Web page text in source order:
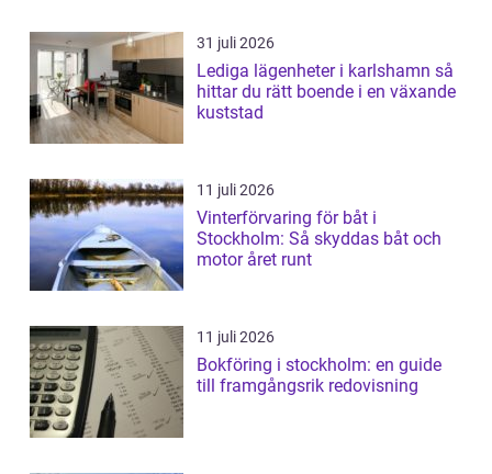
31 juli 2026
Lediga lägenheter i karlshamn så
hittar du rätt boende i en växande
kuststad
11 juli 2026
Vinterförvaring för båt i
Stockholm: Så skyddas båt och
motor året runt
11 juli 2026
Bokföring i stockholm: en guide
till framgångsrik redovisning